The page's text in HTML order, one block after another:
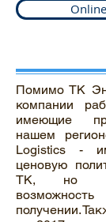
Помимо ТК
компании
имеющие
нашем
Logistics -
ценовую
ТК, но не
получении.